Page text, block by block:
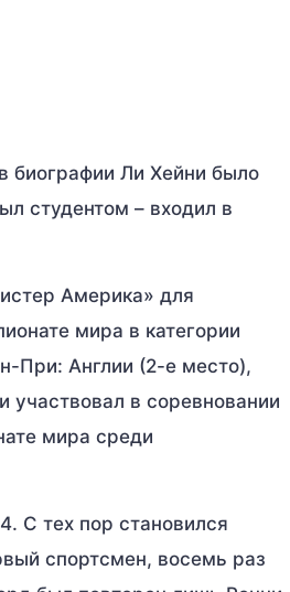
биографии Ли Хейни было
студентом – входил в
Америка» для
мира в категории
При: Англии (2-е место),
в соревновании
мира среди
С тех пор становился
спортсмен, восемь раз